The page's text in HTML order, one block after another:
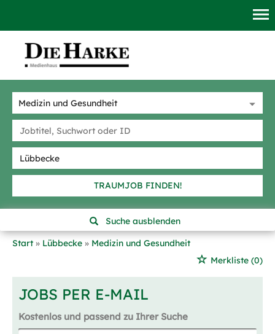
TRAUMJOB FINDEN!
Suche ausblenden
Start
Lübbecke
Medizin und Gesundheit
Merkliste (0)
JOBS PER E-MAIL
Kostenlos und passend zu Ihrer Suche